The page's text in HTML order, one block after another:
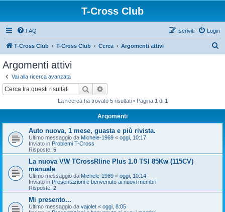
T-Cross Club
FAQ Login
Iscriviti
T-Cross Club T-Cross Club Cerca Argomenti attivi
Argomenti attivi
Vai alla ricerca avanzata
Cerca
La ricerca ha trovato 5 risultati • Pagina 1 di 1
Argomenti
Auto nuova, 1 mese, guasta e più rivista.
Ultimo messaggio da Michele-1969 « oggi, 10:17
Inviato in Problemi T-Cross
Risposte: 5
La nuova VW TCrossRline Plus 1.0 TSI 85Kw (115CV)
manuale
Ultimo messaggio da Michele-1969 « oggi, 10:14
Inviato in Presentazioni e benvenuto ai nuovi membri
Risposte: 2
Mi presento...
Ultimo messaggio da vajolet « oggi, 8:05